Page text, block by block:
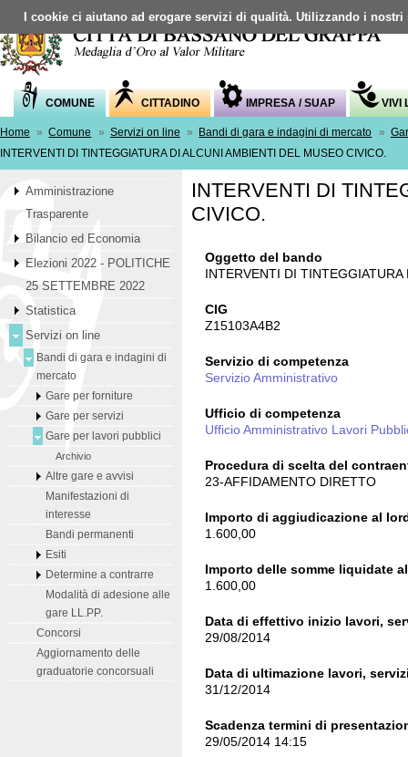
COMUNE CITTADINO IMPRESA / SUAP VIVI
Home » Comune » Servizi on line » Bandi di gara e indagini di mercato »
INTERVENTI DI TINTEGGIATURA DI ALCUNI AMBIENTI DEL MUSEO CIVICO.
Amministrazione
Trasparente
Bilancio ed Economia
Elezioni 2022 - POLITICHE
25 SETTEMBRE 2022
Statistica
Servizi on line
Bandi di gara e indagini di
mercato
Gare per forniture
Gare per servizi
Gare per lavori pubblici
Archivio
Altre gare e avvisi
Manifestazioni di
interesse
Bandi permanenti
Esiti
Determine a contrarre
Modalità di adesione alle
gare LL.PP.
Concorsi
Aggiornamento delle
graduatorie concorsuali
INTERVENTI DI
CIVICO.
Oggetto del bando
INTERVENTI DI
CIG
Z15103A4B2
Servizio di competenza
Servizio Amministrativo
Ufficio di competenza
Ufficio Amministrativo Lavori
Procedura di scelta del
23-AFFIDAMENTO DIRETTO
Importo di aggiudicazione al
1.600,00
Importo delle somme liquidate
1.600,00
Data di effettivo inizio lavori,
29/08/2014
Data di ultimazione lavori,
31/12/2014
Scadenza termini di
29/05/2014 14:15
I cookie ci aiutano ad erogare servizi di qualità. Utilizzando i